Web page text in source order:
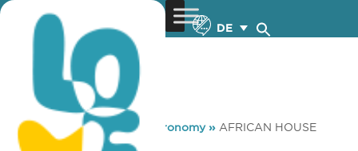
DE
You are here: Home »Gastronomy» AFRICAN HOUSE
RESTAURANT